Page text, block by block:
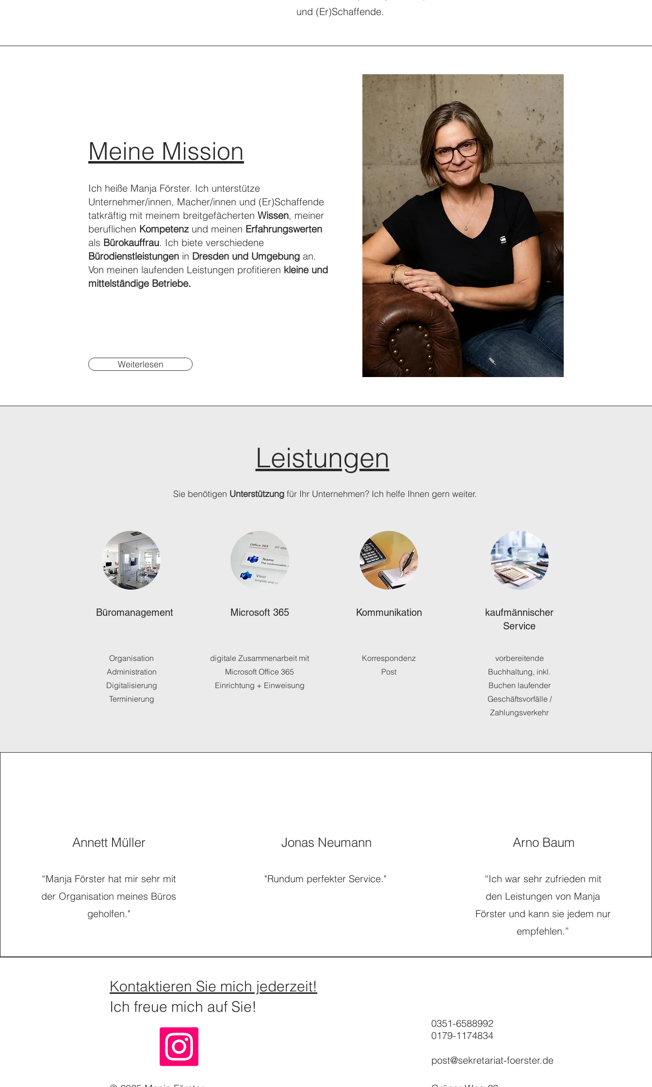
und (Er)Schaffende.
Meine Mission
Ich heiße Manja Förster. Ich unterstütze
Unternehmer/innen, Macher/innen und (Er)Schaffende
tatkräftig mit meinem breitgefächerten Wissen, meiner
beruflichen Kompetenz und meinen Erfahrungswerten
als Bürokauffrau. Ich biete verschiedene
Bürodienstleistungen in Dresden und Umgebung an.
​Von meinen laufenden Leistungen profitieren kleine und
mittelständige Betriebe.
Weiterlesen
Leistungen
Sie benötigen Unterstützung für Ihr Unternehmen? Ich helfe Ihnen gern weiter.
Büromanagement
Organisation
Administration
Digitalisierung
Terminierung
Microsoft 365
digitale Zusammenarbeit mit
Microsoft Office 365
Einrichtung + Einweisung
Kommunikation
Korrespondenz
Post
kaufmännischer
Service
vorbereitende
Buchhaltung, inkl.
Buchen laufender
Geschäftsvorfälle /
Zahlungsverkehr
Annett Müller
“Manja Förster hat mir sehr mit
der Organisation meines Büros
geholfen."
Jonas Neumann
"Rundum perfekter Service."
Arno Baum
“Ich war sehr zufrieden mit
den Leistungen von Manja
Förster und kann sie jedem nur
empfehlen.”
Kontaktieren Sie mich jederzeit!
Ich freue mich auf Sie!
0351-6588992
0179-1174834
post@sekretariat-foerster.de